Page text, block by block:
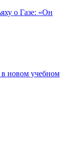
о Газе: «Он
новом учебном